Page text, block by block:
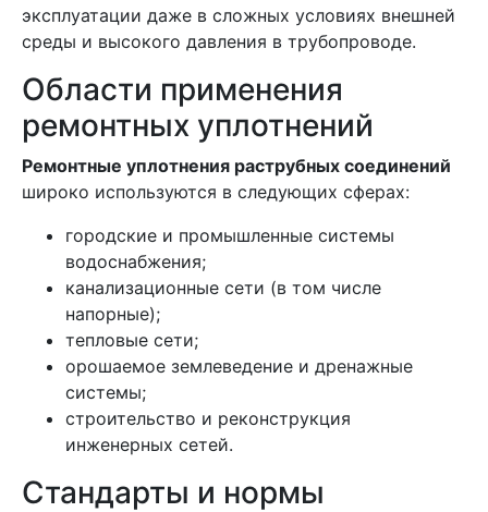
эксплуатации даже в сложных условиях внешней
среды и высокого давления в трубопроводе.
Области применения
ремонтных уплотнений
Ремонтные уплотнения раструбных соединений
широко используются в следующих сферах:
городские и промышленные системы
водоснабжения;
канализационные сети (в том числе
напорные);
тепловые сети;
орошаемое землеведение и дренажные
системы;
строительство и реконструкция
инженерных сетей.
Стандарты и нормы